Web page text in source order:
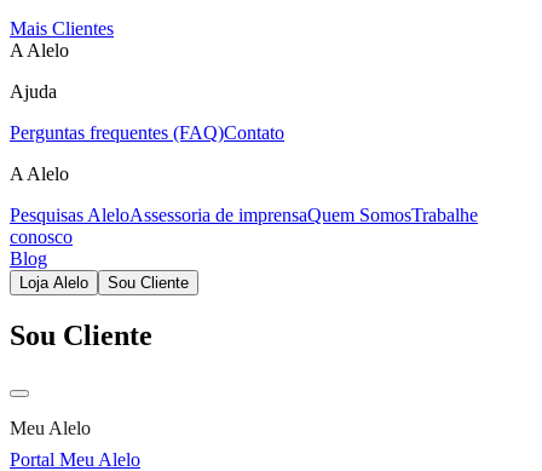
Mais Clientes
A Alelo
Ajuda
Perguntas frequentes (FAQ)Contato
A Alelo
Pesquisas AleloAssessoria de imprensaQuem SomosTrabalhe
conosco
Blog
Loja Alelo Sou Cliente
Sou Cliente
Meu Alelo
Portal Meu Alelo